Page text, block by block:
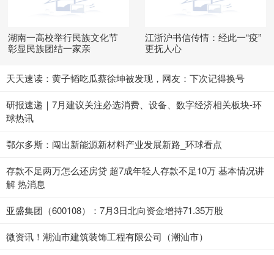
湖南一高校举行民族文化节
彰显民族团结一家亲
江浙沪书信传情：经此一“疫”
更抚人心
天天速读：黄子韬吃瓜蔡徐坤被发现，网友：下次记得换号
研报速递｜7月建议关注必选消费、设备、数字经济相关板块-环
球热讯
鄂尔多斯：闯出新能源新材料产业发展新路_环球看点
存款不足两万怎么还房贷 超7成年轻人存款不足10万 基本情况讲
解 热消息
亚盛集团（600108）：7月3日北向资金增持71.35万股
微资讯！潮汕市建筑装饰工程有限公司（潮汕市）